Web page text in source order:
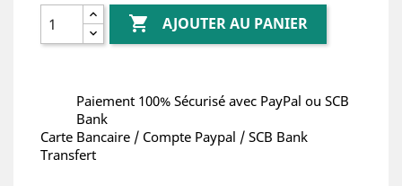
 AJOUTER AU PANIER
Paiement 100% Sécurisé avec PayPal ou SCB
Bank
Carte Bancaire / Compte Paypal / SCB Bank
Transfert